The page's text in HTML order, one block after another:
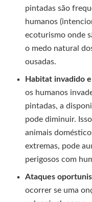
pintadas são
humanos
ecoturismo onde
o medo natural
ousadas.
Habitat invadido
os humanos
pintadas, a
pode diminuir.
animais
extremas, pode
perigosos com
Ataques
ocorrer se uma